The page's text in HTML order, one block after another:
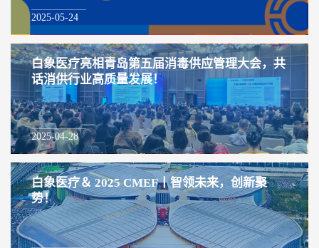
2025-05-24
白象医疗亮相青岛第五届消毒供应管理大会，共
话消供行业高质量发展！
2025-04-28
白象医疗＆ 2025 CMEF丨智领未来，创新聚
势！